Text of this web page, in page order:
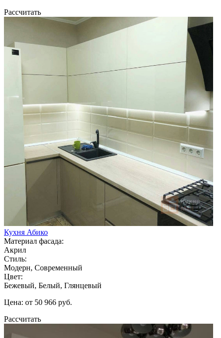
Рассчитать
Кухня Абико
Материал фасада:
Акрил
Стиль:
Модерн, Современный
Цвет:
Бежевый, Белый, Глянцевый
Цена: от 50 966 руб.
Рассчитать